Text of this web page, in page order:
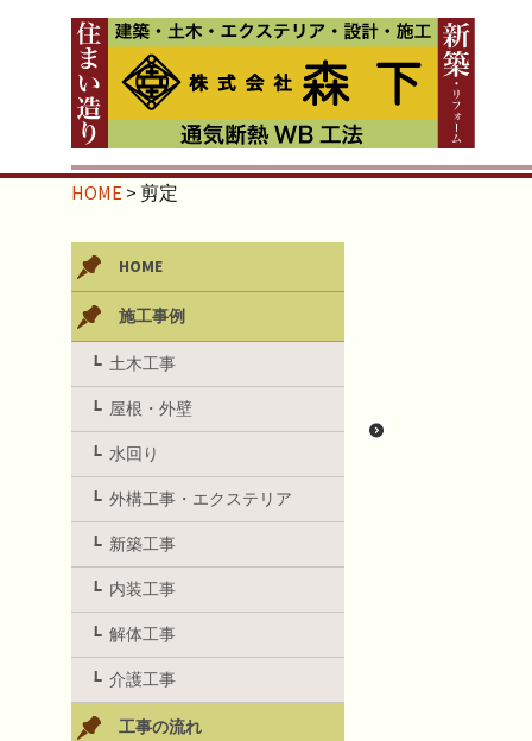
HOME > 剪定
HOME
施工事例
土木工事
屋根・外壁
水回り
外構工事・エクステリア
新築工事
内装工事
解体工事
介護工事
工事の流れ